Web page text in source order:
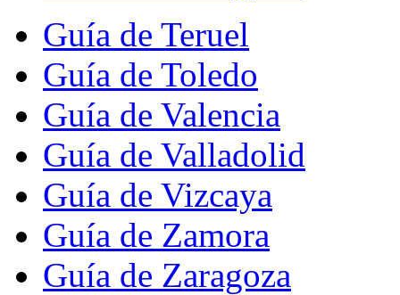
Guía de Teruel
Guía de Toledo
Guía de Valencia
Guía de Valladolid
Guía de Vizcaya
Guía de Zamora
Guía de Zaragoza